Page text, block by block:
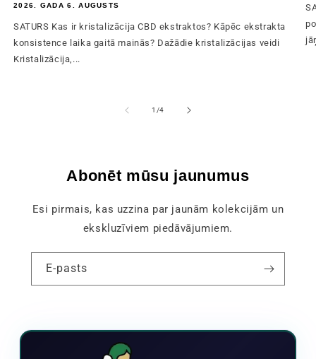
2026. GADA 6. AUGUSTS
SATURS Kas ir kristalizācija CBD ekstraktos? Kāpēc ekstrakta
konsistence laika gaitā mainās? Dažādie kristalizācijas veidi
Kristalizācija,...
1 /no
4
Abonēt mūsu jaunumus
Esi pirmais, kas uzzina par jaunām kolekcijām un
ekskluzīviem piedāvājumiem.
E-pasts